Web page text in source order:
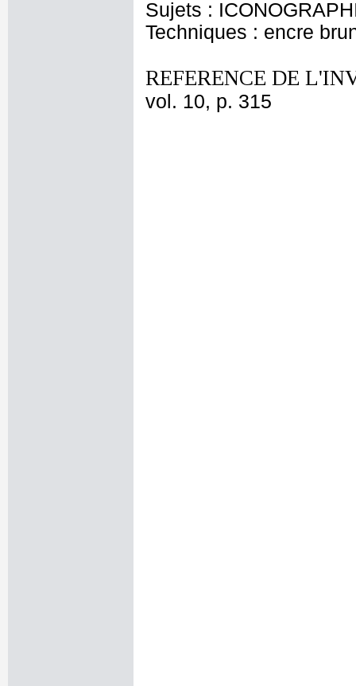
Sujets :
Techniques : encre
REFERENCE DE
vol. 10, p. 315